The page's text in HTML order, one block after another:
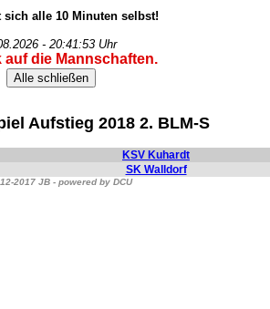
sich alle 10 Minuten selbst!
- 20:41:53 Uhr
die Mannschaften.
Aufstieg 2018 2. BLM-S
KSV Kuhardt
SK Walldorf
2017 JB - powered by DCU